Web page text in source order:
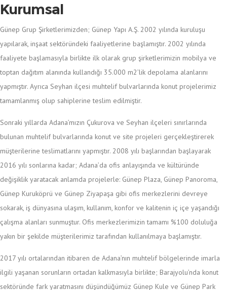
Kurumsal
Günep Grup Şirketlerimizden; Günep Yapı A.Ş. 2002 yılında kuruluşu
yapılarak, inşaat sektöründeki faaliyetlerine başlamıştır. 2002 yılında
faaliyete başlamasıyla birlikte ilk olarak grup şirketlerimizin mobilya ve
toptan dağıtım alanında kullandığı 35.000 m2’lik depolama alanlarını
yapmıştır. Ayrıca Seyhan ilçesi muhtelif bulvarlarında konut projelerimiz
tamamlanmış olup sahiplerine teslim edilmiştir.
Sonraki yıllarda Adana’mızın Çukurova ve Seyhan ilçeleri sınırlarında
bulunan muhtelif bulvarlarında konut ve site projeleri gerçekleştirerek
müşterilerine teslimatlarını yapmıştır. 2008 yılı başlarından başlayarak
2016 yılı sonlarına kadar; Adana’da ofis anlayışında ve kültüründe
değişiklik yaratacak anlamda projelerle: Günep Plaza, Günep Panoroma,
Günep Kuruköprü ve Günep Ziyapaşa gibi ofis merkezlerini devreye
sokarak, iş dünyasına ulaşım, kullanım, konfor ve kalitenin iç içe yaşandığı
çalışma alanları sunmuştur. Ofis merkezlerimizin tamamı %100 doluluğa
yakın bir şekilde müşterilerimiz tarafından kullanılmaya başlamıştır.
2017 yılı ortalarından itibaren de Adana’nın muhtelif bölgelerinde imarla
ilgili yaşanan sorunların ortadan kalkmasıyla birlikte; Barajyolu’nda konut
sektöründe fark yaratmasını düşündüğümüz Günep Kule ve Günep Park